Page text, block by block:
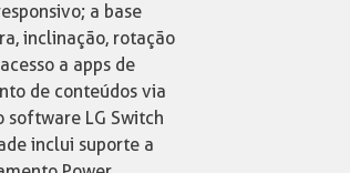
a base
inclinação, rotação
a apps de
de conteúdos via
software LG Switch
inclui suporte a